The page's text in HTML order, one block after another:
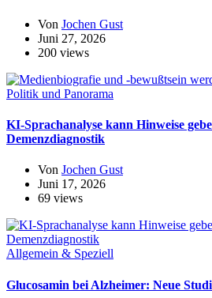
Von Jochen Gust
Juni 27, 2026
200 views
Politik und Panorama
KI-Sprachanalyse kann Hinweise
Demenzdiagnostik
Von Jochen Gust
Juni 17, 2026
69 views
Allgemein & Speziell
Glucosamin bei Alzheimer: Neue